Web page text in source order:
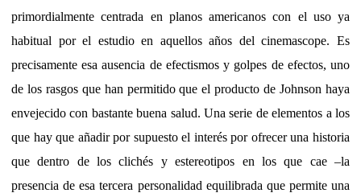
primordialmente centrada en planos americanos con el uso ya
habitual por el estudio en aquellos años del cinemascope. Es
precisamente esa ausencia de efectismos y golpes de efectos, uno
de los rasgos que han permitido que el producto de Johnson haya
envejecido con bastante buena salud. Una serie de elementos a los
que hay que añadir por supuesto el interés por ofrecer una historia
que dentro de los clichés y estereotipos en los que cae –la
presencia de esa tercera personalidad equilibrada que permite una